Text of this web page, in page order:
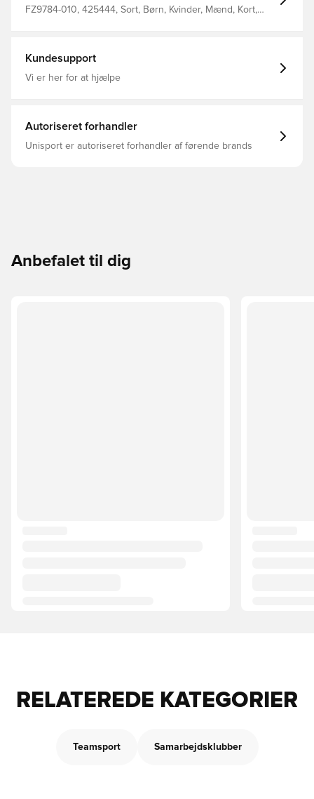
FZ9784-010, 425444, Sort, Børn, Kvinder, Mænd, Kort,
Kundesupport
Vi er her for at hjælpe
Autoriseret forhandler
Unisport er autoriseret forhandler af førende brands
Anbefalet til dig
RELATEREDE KATEGORIER
Teamsport Samarbejdsklubber